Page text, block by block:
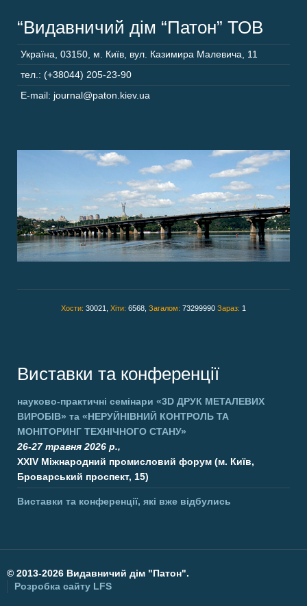
“Видавничий дім “Патон” ТОВ
Україна 03150 м. Київ, вул. Казимира Малевича, 11
тел.: (+38044) 205-23-90
E-mail: journal@paton.kiev.ua
Хости: 30021, Хіти: 6568, Загалом: 73299990 Зараз: 1
Виставки та конференції
науково-практичні семінари «3D ДРУК МЕТАЛЕВИХ
ВИРОБІВ» та «НЕРУЙНІВНИЙ КОНТРОЛЬ ТА
МОНІТОРИНГ ТЕХНІЧНОГО СТАНУ»
26-27 травня 2026 р.,
XXIV Міжнародний промисловий форум (м. Київ,
Броварський проспект, 15)
Виставки та конференції, які вже відбулись
© 2013-2026 Видавничий дім "Патон".
Розробка сайту LFS